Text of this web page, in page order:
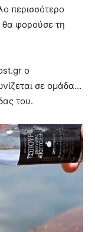
περισσότερο
θα φορούσε τη
o
σε ομάδα…
του.